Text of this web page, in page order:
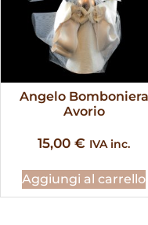
Angelo Bomboniera
Avorio
15,00 € IVA inc.
Aggiungi al carrello